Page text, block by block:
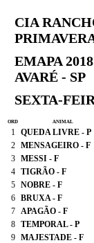
CIA
EMAPA
AVARÉ - SP
SEXTA-
ORD ANIMAL
1 QUEDA LIVRE - P
2
MENSAGEIRO - F
3
MESSI - F
4
TIGRÃO - F
5
NOBRE - F
6
BRUXA - F
7
APAGÃO - F
8
TEMPORAL - P
9
MAJESTADE - F